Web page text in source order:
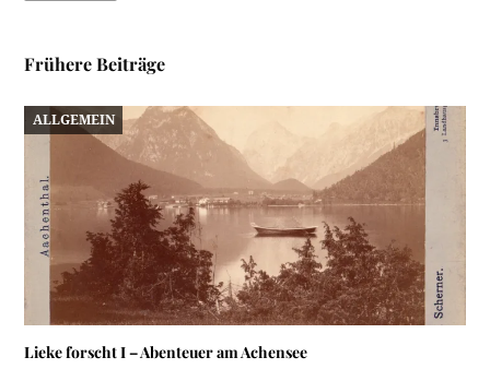
Frühere Beiträge
ALLGEMEIN
Lieke forscht I – Abenteuer am Achensee